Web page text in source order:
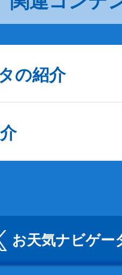
の紹介
お天気ナビゲー